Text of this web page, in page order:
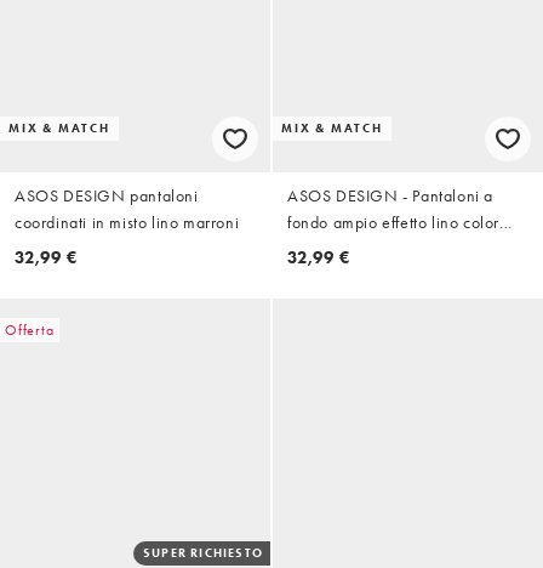
MIX & MATCH
ASOS DESIGN pantaloni
coordinati in misto lino marroni
32,99 €
MIX & MATCH
ASOS DESIGN - Pantaloni a
fondo ampio effetto lino color
ruggine con dettaglio stile pareo
32,99 €
Offerta
SUPER RICHIESTO